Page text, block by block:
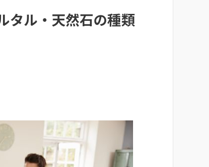
タル・天然石の種類